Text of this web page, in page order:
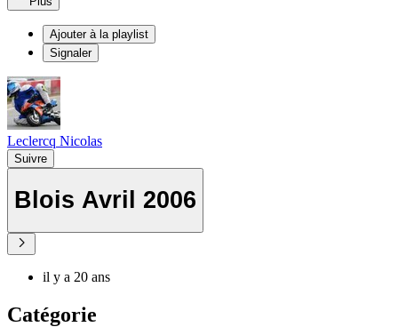
Ajouter à la playlist
Signaler
Leclercq Nicolas
Suivre
Blois Avril 2006
il y a 20 ans
Catégorie